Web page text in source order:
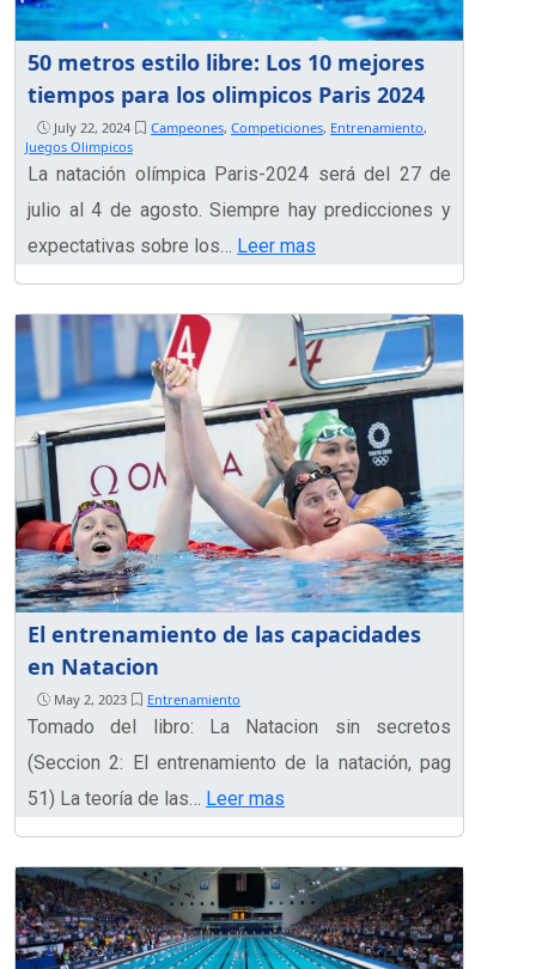
50 metros estilo libre: Los 10 mejores
tiempos para los olimpicos Paris 2024
July 22, 2024 Campeones, Competiciones, Entrenamiento,
Juegos Olimpicos
La natación olímpica Paris-2024 será del 27 de
julio al 4 de agosto. Siempre hay predicciones y
expectativas sobre los… Leer mas
El entrenamiento de las capacidades
en Natacion
May 2, 2023 Entrenamiento
Tomado del libro: La Natacion sin secretos
(Seccion 2: El entrenamiento de la natación, pag
51) La teoría de las… Leer mas